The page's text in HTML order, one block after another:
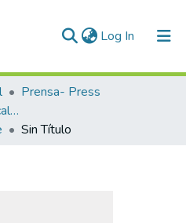
Log In (current)
Prensa- Press
Críticos y cronistas musicales
Sin Título